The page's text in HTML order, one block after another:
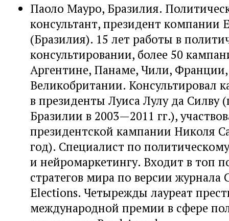
Паоло Мауро, Бразилия.
консультант, президент компании
(Бразилия). 15 лет работы в
консультировании, более 50
Аргентине, Панаме, Чили, Франции,
Великобритании. Консультировал
в президенты Луиса Лулу да Силву
Бразилии в 2003—2011 гг.),
президентской кампании Николя
год). Специалист по
и нейромаркетингу. Входит в топ
стратегов мира по версии журнала
Elections. Четырежды лауреат
международной премии в сфере